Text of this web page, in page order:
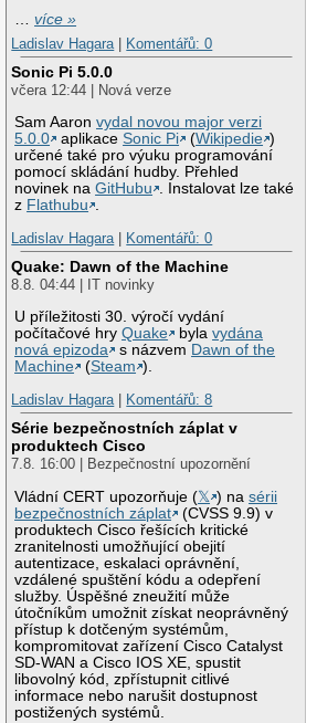
…více »
Ladislav Hagara
Komentářů: 0
Sonic Pi 5.0.0
včera 12:44 | Nová verze
Sam Aaronvydal novou major verzi
5.0.0
aplikaceSonic Pi (Wikipedie )
určené také pro výuku programování
pomocí skládání hudby. Přehled
novinek naGitHubu . Instalovat lze také
z Flathubu .
Ladislav Hagara
Komentářů: 0
Quake: Dawn of the Machine
8.8. 04:44 | IT novinky
U příležitosti 30. výročí vydání
počítačové hryQuake bylavydána
nová epizoda
s názvem Dawn of the
Machine
(Steam ).
Ladislav Hagara
Komentářů: 8
Série bezpečnostních záplat v
produktech Cisco
7.8. 16:00 | Bezpečnostní upozornění
Vládní CERT upozorňuje (𝕏 ) nasérii
bezpečnostních záplat
(CVSS 9.9) v
produktech Cisco řešících kritické
zranitelnosti umožňující obejití
autentizace, eskalaci oprávnění,
vzdálené spuštění kódu a odepření
služby. Úspěšné zneužití může
útočníkům umožnit získat neoprávněný
přístup k dotčeným systémům,
kompromitovat zařízení Cisco Catalyst
SD-WAN a Cisco IOS XE, spustit
libovolný kód, zpřístupnit citlivé
informace nebo narušit dostupnost
postižených systémů.